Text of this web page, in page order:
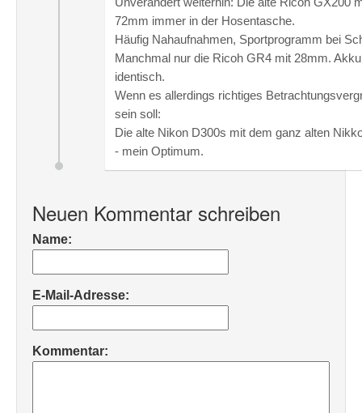
72mm immer in der Hosentasche.
Häufig Nahaufnahmen, Sportprogramm bei
Manchmal nur die Ricoh GR4 mit 28mm. Akku
identisch.
Wenn es allerdings richtiges
sein soll:
Die alte Nikon D300s mit dem ganz alten
- mein Optimum.
Neuen Kommentar schreiben
Name:
E-Mail-Adresse:
Kommentar: